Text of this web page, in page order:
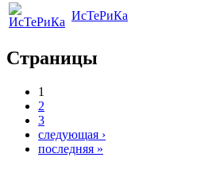
ИсТеРиКа
Страницы
1
2
3
следующая ›
последняя »